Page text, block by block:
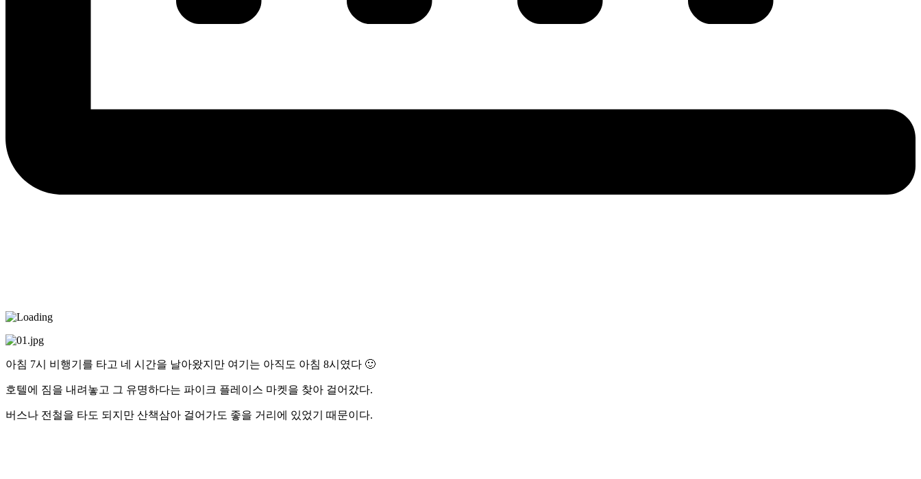
아침 7시 비행기를 타고 네 시간을 날아왔지만 여기는 아직도 아침 8시였다 🙂
호텔에 짐을 내려놓고 그 유명하다는 파이크 플레이스 마켓을 찾아 걸어갔다.
버스나 전철을 타도 되지만 산책삼아 걸어가도 좋을 거리에 있었기 때문이다.